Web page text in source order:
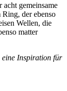
gemeinsame
der ebenso
Wellen, die
matter
eine Inspiration für